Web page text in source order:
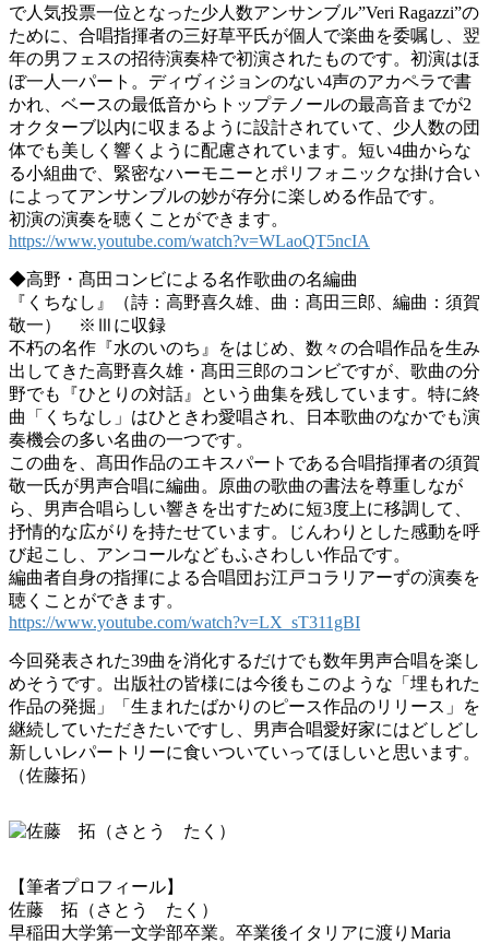
で人気投票一位となった少人数アンサンブル”Veri Ragazzi”の
ために、合唱指揮者の三好草平氏が個人で楽曲を委嘱し、翌
年の男フェスの招待演奏枠で初演されたものです。初演はほ
ぼ一人一パート。ディヴィジョンのない4声のアカペラで書
かれ、ベースの最低音からトップテノールの最高音までが2
オクターブ以内に収まるように設計されていて、少人数の団
体でも美しく響くように配慮されています。短い4曲からな
る小組曲で、緊密なハーモニーとポリフォニックな掛け合い
によってアンサンブルの妙が存分に楽しめる作品です。
初演の演奏を聴くことができます。
https://www.youtube.com/watch?v=WLaoQT5ncIA
◆高野・髙田コンビによる名作歌曲の名編曲
『くちなし』（詩：高野喜久雄、曲：髙田三郎、編曲：須賀
敬一） ※Ⅲに収録
不朽の名作『水のいのち』をはじめ、数々の合唱作品を生み
出してきた高野喜久雄・髙田三郎のコンビですが、歌曲の分
野でも『ひとりの対話』という曲集を残しています。特に終
曲「くちなし」はひときわ愛唱され、日本歌曲のなかでも演
奏機会の多い名曲の一つです。
この曲を、髙田作品のエキスパートである合唱指揮者の須賀
敬一氏が男声合唱に編曲。原曲の歌曲の書法を尊重しなが
ら、男声合唱らしい響きを出すために短3度上に移調して、
抒情的な広がりを持たせています。じんわりとした感動を呼
び起こし、アンコールなどもふさわしい作品です。
編曲者自身の指揮による合唱団お江戸コラリアーずの演奏を
聴くことができます。
https://www.youtube.com/watch?v=LX_sT311gBI
今回発表された39曲を消化するだけでも数年男声合唱を楽し
めそうです。出版社の皆様には今後もこのような「埋もれた
作品の発掘」「生まれたばかりのピース作品のリリース」を
継続していただきたいですし、男声合唱愛好家にはどしどし
新しいレパートリーに食いついていってほしいと思います。
（佐藤拓）
【筆者プロフィール】
佐藤 拓（さとう たく）
早稲田大学第一文学部卒業。卒業後イタリアに渡りMaria